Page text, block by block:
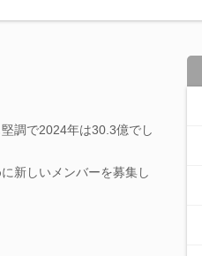
調で2024年は30.3億でし
新しいメンバーを募集し